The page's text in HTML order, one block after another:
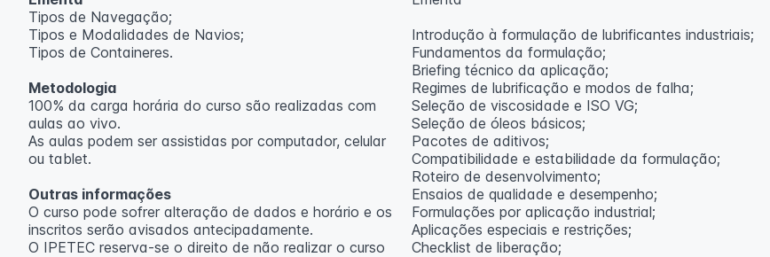
Tipos de Navegação;
Tipos e Modalidades de Navios;
Tipos de Containeres.
Metodologia
100% da carga horária do curso são realizadas com
aulas ao vivo.
As aulas podem ser assistidas por computador, celular
ou tablet.
Outras informações
O curso pode sofrer alteração de dados e horário e os
inscritos serão avisados ​​antecipadamente.
O IPETEC reserva-se o direito de não realizar o curso
Introdução à formulação de lubrificantes industriais;
Fundamentos da formulação;
Briefing técnico da aplicação;
Regimes de lubrificação e modos de falha;
Seleção de viscosidade e ISO VG;
Seleção de óleos básicos;
Pacotes de aditivos;
Compatibilidade e estabilidade da formulação;
Roteiro de desenvolvimento;
Ensaios de qualidade e desempenho;
Formulações por aplicação industrial;
Aplicações especiais e restrições;
Checklist de liberação;